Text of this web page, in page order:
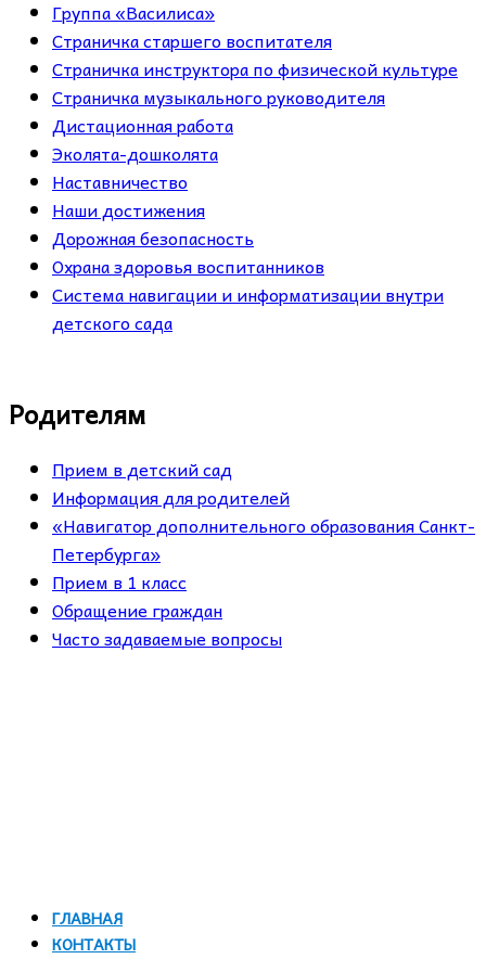
Группа «Василиса»
Страничка старшего воспитателя
Страничка инструктора по физической культуре
Страничка музыкального руководителя
Дистационная работа
Эколята-дошколята
Наставничество
Наши достижения
Дорожная безопасность
Охрана здоровья воспитанников
Система навигации и информатизации внутри
детского сада
Родителям
Прием в детский сад
Информация для родителей
«Навигатор дополнительного образования Санкт-
Петербурга»
Прием в 1 класс
Обращение граждан
Часто задаваемые вопросы
ГЛАВНАЯ
КОНТАКТЫ